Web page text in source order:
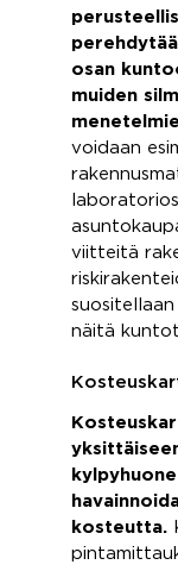
osan
muiden
voidaan
viitteitä
näitä
kosteutta.